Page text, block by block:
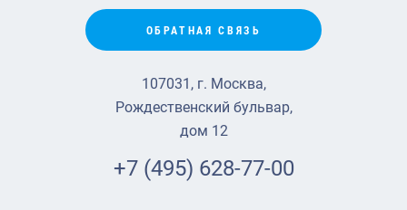
ОБРАТНАЯ СВЯЗЬ
107031, г. Москва,
Рождественский бульвар,
дом 12
+7 (495) 628-77-00